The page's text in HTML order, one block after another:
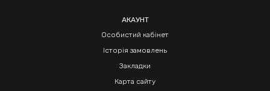
АКАУНТ
Особистий кабінет
Історія замовлень
Закладки
Карта сайту